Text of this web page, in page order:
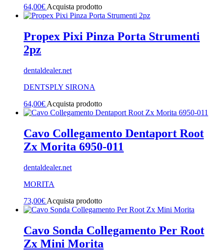
64,00€ Acquista prodotto
Propex Pixi Pinza Porta Strumenti
2pz
dentaldealer.net
DENTSPLY SIRONA
64,00€ Acquista prodotto
Cavo Collegamento Dentaport Root
Zx Morita 6950-011
dentaldealer.net
MORITA
73,00€ Acquista prodotto
Cavo Sonda Collegamento Per Root
Zx Mini Morita